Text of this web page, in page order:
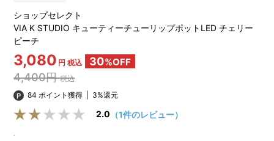
ショップセレクト
VIA K STUDIO キューティーチューリップポットLED チェリー
ピーチ
3,080 円 税込 30%OFF
4,400円税込
84 ポイント獲得
3%還元
2.0 （1件のレビュー）